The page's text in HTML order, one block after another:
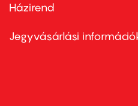
Footer
second
Házirend
Jegyvásárlási